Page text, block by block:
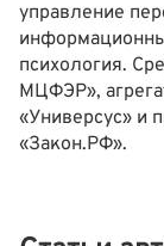
управление
психология.
МЦФЭР»,
«Универсус» и
«Закон.РФ».